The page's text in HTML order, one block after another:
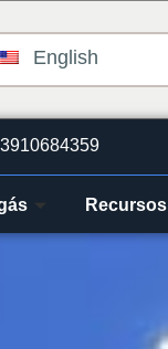
English
Recursos